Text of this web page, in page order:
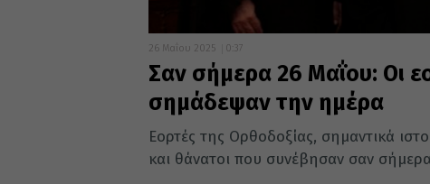
26 Μαΐου 2025 0:37
Σαν σήμερα 26 Μαΐου: Οι
σημάδεψαν την ημέρα
Εορτές της Ορθοδοξίας, σημαντικά
και θάνατοι που συνέβησαν σαν